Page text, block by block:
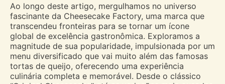
Ao longo deste artigo, mergulhamos no universo
fascinante da Cheesecake Factory, uma marca que
transcendeu fronteiras para se tornar um ícone
global de excelência gastronômica. Exploramos a
magnitude de sua popularidade, impulsionada por um
menu diversificado que vai muito além das famosas
tortas de queijo, oferecendo uma experiência
culinária completa e memorável. Desde o clássico